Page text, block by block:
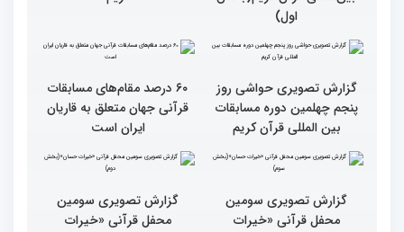
گزارش تصویری آخرین روز
رقابت بخش برادران
چهلمین دوره مسابقات
بین‌المللی قرآن کریم(بخش
اول)
گزارش تصویری حواشی روز ۶۰ درصد مقام‌های مسابقات